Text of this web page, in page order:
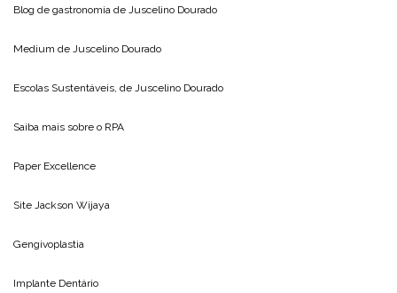
Blog de gastronomia de Juscelino Dourado
Medium de Juscelino Dourado
Escolas Sustentáveis, de Juscelino Dourado
Saiba mais sobre o RPA
Paper Excellence
Site Jackson Wijaya
Gengivoplastia
Implante Dentário